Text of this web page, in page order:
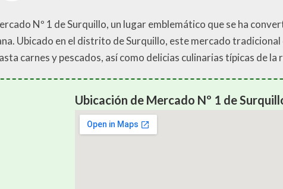
Nº 1 de Surquillo, un lugar emblemático que se ha
Ubicado en el distrito de Surquillo, este mercado
carnes y pescados, así como delicias culinarias típicas de la
Ubicación de Mercado Nº 1 de